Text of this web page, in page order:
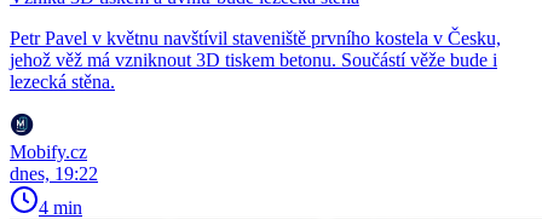
Petr Pavel v květnu navštívil staveniště prvního kostela v Česku,
jehož věž má vzniknout 3D tiskem betonu. Součástí věže bude i
lezecká stěna.
Mobify.cz
dnes, 19:22
4 min